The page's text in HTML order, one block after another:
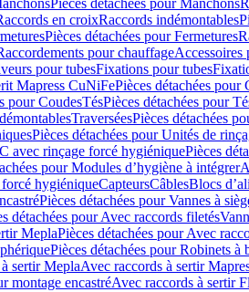
Pièces détachées pour Manchons
en croixRaccords indémontables
Pièces détachées pour Fermetures
pour chauffageAccessoires
pour tubesFixations pour tubes
Mapress CuNiFePièces détachées
pour CoudesTésPièces détachées pour
TraverséesPièces détachées
Pièces détachées pour Unités de
avec rinçage forcé hygiéniquePièces
pour Modules d’hygiène à intégrer
forcé hygiéniqueCapteursCâblesBlocs
Pièces détachées pour Vannes à
détachées pour Avec raccords filetés
MeplaPièces détachées pour Avec
Pièces détachées pour Robinets à
sertir MeplaAvec raccords à sertir
montage encastréAvec raccords à sertir